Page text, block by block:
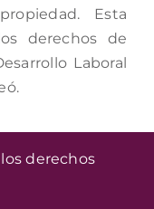
Esta
derechos de
Laboral
los derechos